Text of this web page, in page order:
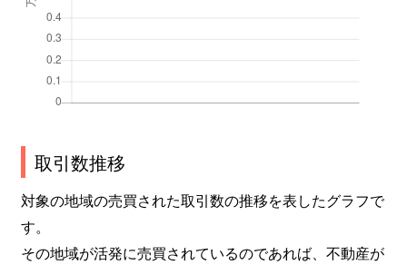
取引数推移
対象の地域の売買された取引数の推移を表したグラフで
す。
その地域が活発に売買されているのであれば、不動産が